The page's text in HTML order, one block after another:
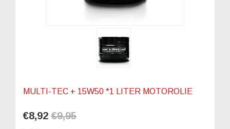
MULTI-TEC + 15W50 *1 LITER MOTOROLIE
€8,92 €9,95